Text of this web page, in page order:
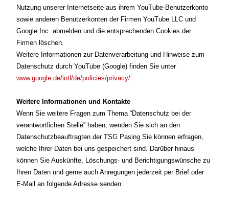
Nutzung unserer Internetseite aus ihrem YouTube-Benutzerkonto
sowie anderen Benutzerkonten der Firmen YouTube LLC und
Google Inc. abmelden und die entsprechenden Cookies der
Firmen löschen.
Weitere Informationen zur Datenverarbeitung und Hinweise zum
Datenschutz durch YouTube (Google) finden Sie unter
www.google.de/intl/de/policies/privacy/.
Weitere Informationen und Kontakte
Wenn Sie weitere Fragen zum Thema “Datenschutz bei der
verantwortlichen Stelle” haben, wenden Sie sich an den
Datenschutzbeauftragten der TSG Pasing Sie können erfragen,
welche Ihrer Daten bei uns gespeichert sind. Darüber hinaus
können Sie Auskünfte, Löschungs- und Berichtigungswünsche zu
Ihren Daten und gerne auch Anregungen jederzeit per Brief oder
E-Mail an folgende Adresse senden: